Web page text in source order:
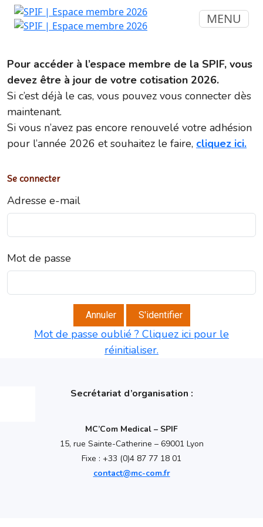
MENU
Pour accéder à l’espace membre de la SPIF, vous
devez être à jour de votre cotisation 2026.
Si c’est déjà le cas, vous pouvez vous connecter dès
maintenant.
Si vous n’avez pas encore renouvelé votre adhésion
pour l’année 2026 et souhaitez le faire, cliquez ici.
Se connecter
Adresse e-mail
Mot de passe
Annuler S'identifier
Mot de passe oublié ? Cliquez ici pour le
réinitialiser.
Secrétariat d’organisation :
MC’Com Medical – SPIF
15, rue Sainte-Catherine – 69001 Lyon
Fixe : +33 (0)4 87 77 18 01
contact@mc-com.fr